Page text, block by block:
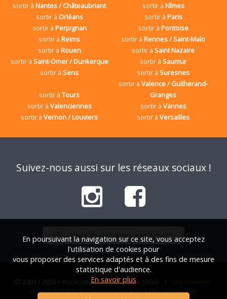
sortir àNantes / Châteaubriant sortir à Nîmes
sortir à Orléans sortir à Paris
sortir à Perpignan sortir à Pontoise
sortir àReims sortir àRennes / Saint-Malo
sortir à Rouen sortir àSaint Nazaire
sortir à Saint-Omer / Dunkerque sortir àSaumur
sortir àSens sortir àSuresnes
sortir àTours
sortir àValence / Guilherand-
Granges
sortir à Valenciennes sortir à Vannes
sortir àVernon / Louviers sortir àVersailles
Suivez-nous aussi sur les réseaux sociaux !
Envie de discuter sur le Tchat ?
© 2001 / 2026 • Association Française des Solos | Qui sommes-
nous ?|FAQ|Mentions légales|Nous contacter
En poursuivant la navigation sur ce site, vous acceptez
l'utilisation de cookies pour
vous proposer des services adaptés et à des fins de mesure
statistique d'audience.
En savoir plus